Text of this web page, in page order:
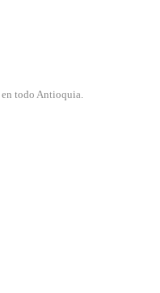
en todo Antioquia.